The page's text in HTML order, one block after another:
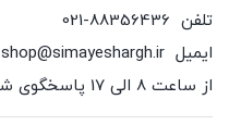
تلفن 021-88356436
ایمیل shop@simayeshargh.ir
از ساعت 8 الی 17 پاسخگوی شما هستیم.